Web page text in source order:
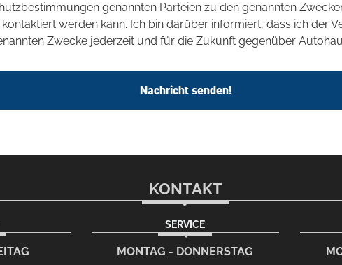
genannten Parteien zu den genannten
werden kann. Ich bin darüber informiert, dass ich der
Zwecke jederzeit und für die Zukunft gegenüber
Nachricht senden!
KONTAKT
SERVICE
MONTAG - DONNERSTAG
Ihrem eMail-Programm